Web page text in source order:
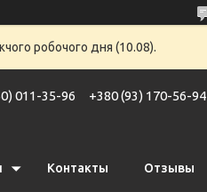
робочого дня (10.08).
011-35-96 +380 (93) 170-56-94
Контакты Отзывы